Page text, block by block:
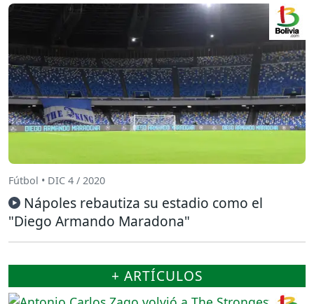
Fútbol • DIC 4 / 2020
Nápoles rebautiza su estadio como el
"Diego Armando Maradona"
+ ARTÍCULOS